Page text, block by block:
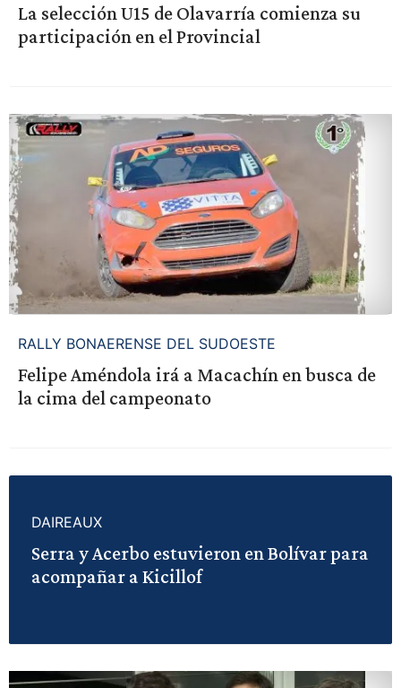
La selección U15 de Olavarría comienza su
participación en el Provincial
RALLY BONAERENSE DEL SUDOESTE
Felipe Améndola irá a Macachín en busca de
la cima del campeonato
DAIREAUX
Serra y Acerbo estuvieron en Bolívar para
acompañar a Kicillof